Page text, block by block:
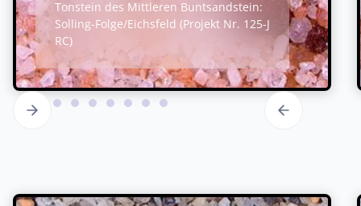
Tonstein des Mittleren Buntsandstein:
Solling-Folge/Eichsfeld (Projekt Nr. 125-J
RC)